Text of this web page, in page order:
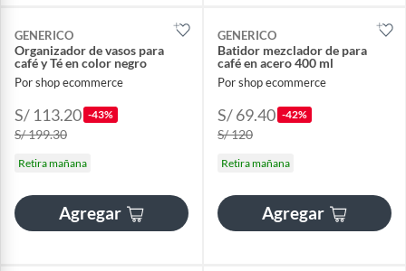
GENERICO
Organizador de vasos para
café y Té en color negro
Por shop ecommerce
S/ 113.20 -43%
S/ 199.30
Retira mañana
Agregar
GENERICO
Batidor mezclador de para
café en acero 400 ml
Por shop ecommerce
S/ 69.40 -42%
S/ 120
Retira mañana
Agregar